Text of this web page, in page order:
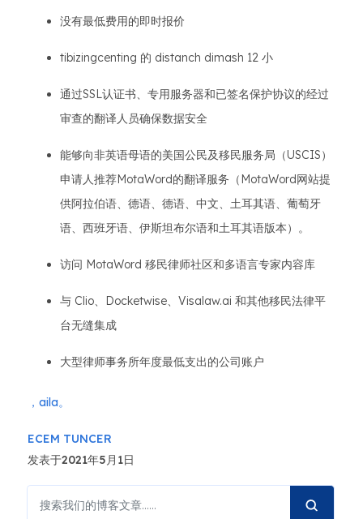
没有最低费用的即时报价
tibizingcenting 的 distanch dimash 12 小
通过SSL认证书、专用服务器和已签名保护协议的经过
审查的翻译人员确保数据安全
能够向非英语母语的美国公民及移民服务局（USCIS）
申请人推荐MotaWord的翻译服务（MotaWord网站提
供阿拉伯语、德语、德语、中文、土耳其语、葡萄牙
语、西班牙语、伊斯坦布尔语和土耳其语版本）。
访问 MotaWord 移民律师社区和多语言专家内容库
与 Clio、Docketwise、Visalaw.ai 和其他移民法律平
台无缝集成
大型律师事务所年度最低支出的公司账户
，aila。
ECEM TUNCER
发表于2021年5月1日